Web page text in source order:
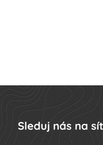
Sleduj nás na